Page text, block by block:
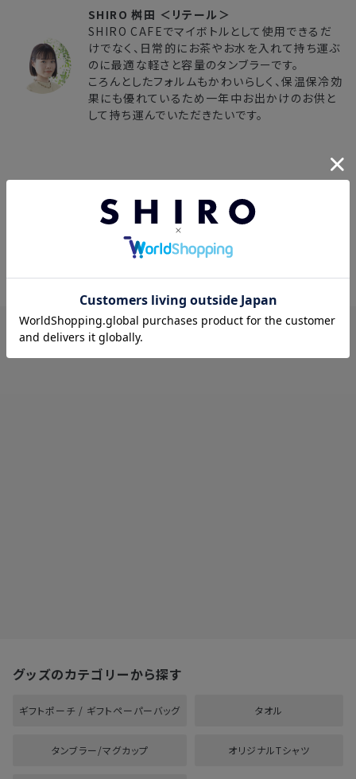
SHIRO 桝田 ＜リテール＞
SHIRO CAFEでマイボトルとして使用できるだ
けでなく、日常的にお茶やお水を入れて持ち運ぶ
のに最適な軽さと容量のタンブラーです。
ころんとしたフォルムもかわいらしく、保温保冷効
果にも優れているため一年中お出かけのお供と
して持ち運んでいただきたいです。
94件
グッズのカテゴリーから探す
ギフトポーチ / ギフトペーパーバッグ タオル
タンブラー/マグカップ オリジナルTシャツ